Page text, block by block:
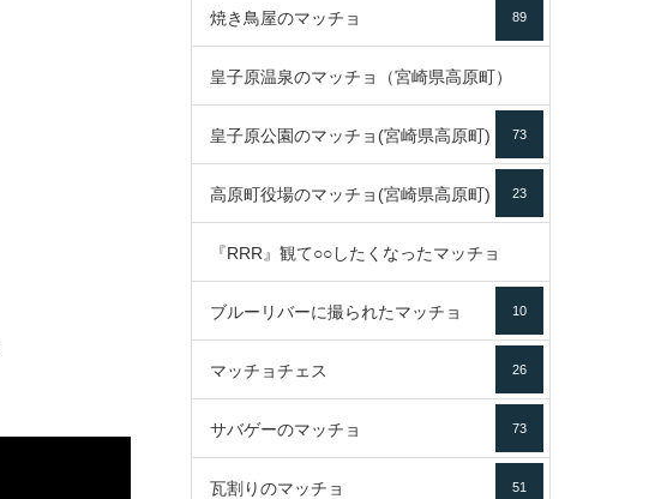
焼き鳥屋のマッチョ 89
皇子原温泉のマッチョ（宮崎県高原町）
133
皇子原公園のマッチョ(宮崎県高原町) 73
高原町役場のマッチョ(宮崎県高原町) 23
『RRR』観て○○したくなったマッチョ
16
ブルーリバーに撮られたマッチョ 10
マッチョチェス 26
サバゲーのマッチョ 73
瓦割りのマッチョ 51